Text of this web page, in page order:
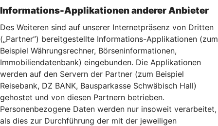
Informations-Applikationen anderer Anbieter
Des Weiteren sind auf unserer Internetpräsenz von Dritten
(„Partner”) bereitgestellte Informations-Applikationen (zum
Beispiel Währungsrechner, Börseninformationen,
Immobiliendatenbank) eingebunden. Die Applikationen
werden auf den Servern der Partner (zum Beispiel
Reisebank, DZ BANK, Bausparkasse Schwäbisch Hall)
gehostet und von diesen Partnern betrieben.
Personenbezogene Daten werden nur insoweit verarbeitet,
als dies zur Durchführung der mit der jeweiligen